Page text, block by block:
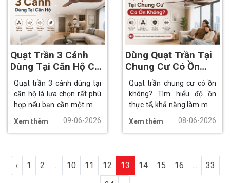
Quạt Trần 3 Cánh
Dùng Tại Căn Hộ Có
Tốt Không?
Quạt trần 3 cánh dùng tại
căn hộ là lựa chọn rất phù
hợp nếu bạn cần một mẫu
diện tích và làm mát đều
Xem thêm 09-06-2026
Dùng Quạt Trần Tại
Chung Cư Có Ồn
Không?
Quạt trần chung cư có ồn
không? Tìm hiểu độ ồn
thực tế, khả năng làm mát,
quạt trần vận hành êm cho
Xem thêm 08-06-2026
‹ 1 2 10 11 12 13 14 15 16
33